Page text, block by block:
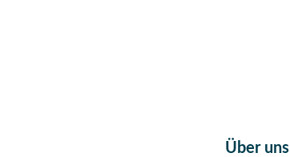
Über uns